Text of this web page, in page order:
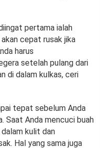
pertama ialah
cepat rusak jika
harus
setelah pulang dari
di dalam kulkas, ceri
tepat sebelum Anda
Saat Anda mencuci buah
dalam kulit dan
Hal yang sama juga